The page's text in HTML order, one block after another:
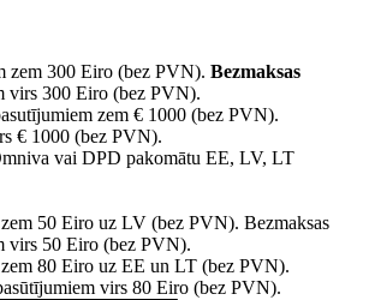
zem 300 Eiro (bez PVN). Bezmaksas
virs 300 Eiro (bez PVN).
zem € 1000 (bez PVN).
€ 1000 (bez PVN).
vai DPD pakomātu EE, LV, LT
50 Eiro uz LV (bez PVN). Bezmaksas
virs 50 Eiro (bez PVN).
80 Eiro uz EE un LT (bez PVN).
virs 80 Eiro (bez PVN).